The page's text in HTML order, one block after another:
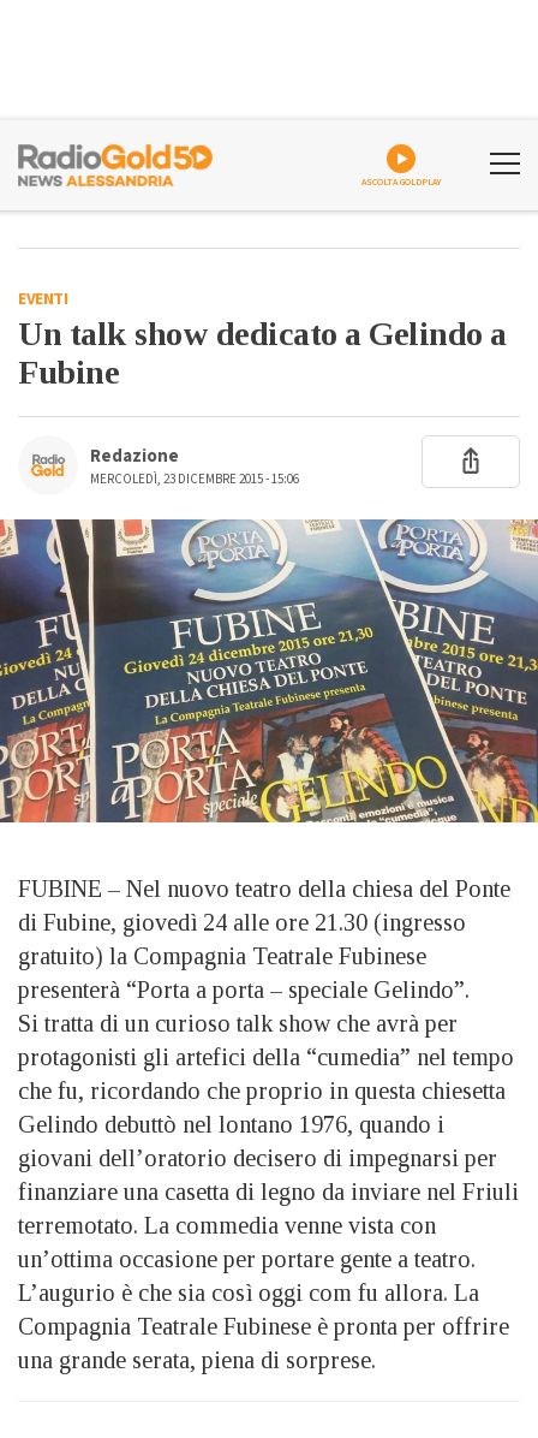
ASCOLTA GOLDPLAY
EVENTI
Un talk show dedicato a Gelindo a
Fubine
Redazione
MERCOLEDÌ, 23 DICEMBRE 2015 - 15:06
FUBINE – Nel nuovo teatro della chiesa del Ponte
di Fubine, giovedì 24 alle ore 21.30 (ingresso
gratuito) la Compagnia Teatrale Fubinese
presenterà “Porta a porta – speciale Gelindo”.
Si tratta di un curioso talk show che avrà per
protagonisti gli artefici della “cumedia” nel tempo
che fu, ricordando che proprio in questa chiesetta
Gelindo debuttò nel lontano 1976, quando i
giovani dell’oratorio decisero di impegnarsi per
finanziare una casetta di legno da inviare nel Friuli
terremotato. La commedia venne vista con
un’ottima occasione per portare gente a teatro.
L’augurio è che sia così oggi com fu allora. La
Compagnia Teatrale Fubinese è pronta per offrire
una grande serata, piena di sorprese.